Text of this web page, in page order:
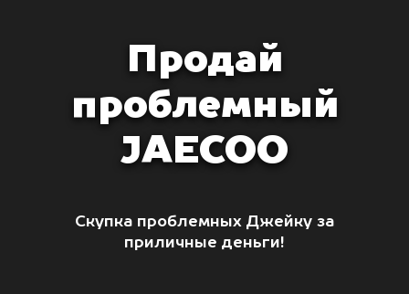
Продай
проблемный
JAECOO
Скупка проблемных Джейку за
приличные деньги!